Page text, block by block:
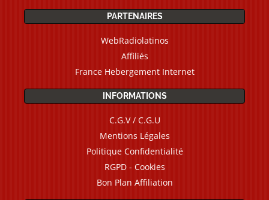
PARTENAIRES
WebRadiolatinos
Affiliés
France Hebergement Internet
INFORMATIONS
C.G.V / C.G.U
Mentions Légales
Politique Confidentialité
RGPD - Cookies
Bon Plan Affiliation